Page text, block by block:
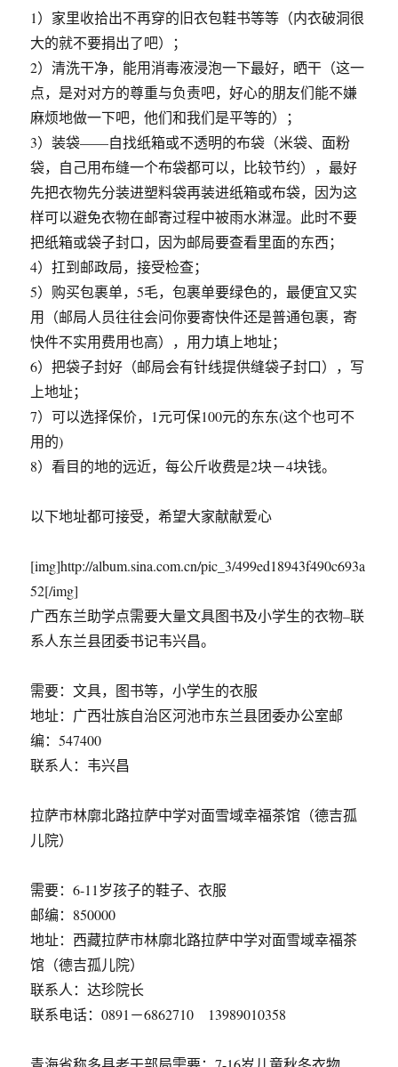
1）家里收拾出不再穿的旧衣包鞋书等等（内衣破洞很
大的就不要捐出了吧）；
2）清洗干净，能用消毒液浸泡一下最好，晒干（这一
点，是对对方的尊重与负责吧，好心的朋友们能不嫌
麻烦地做一下吧，他们和我们是平等的）；
3）装袋——自找纸箱或不透明的布袋（米袋、面粉
袋，自己用布缝一个布袋都可以，比较节约），最好
先把衣物先分装进塑料袋再装进纸箱或布袋，因为这
样可以避免衣物在邮寄过程中被雨水淋湿。此时不要
把纸箱或袋子封口，因为邮局要查看里面的东西；
4）扛到邮政局，接受检查；
5）购买包裹单，5毛，包裹单要绿色的，最便宜又实
用（邮局人员往往会问你要寄快件还是普通包裹，寄
快件不实用费用也高），用力填上地址；
6）把袋子封好（邮局会有针线提供缝袋子封口），写
上地址；
7）可以选择保价，1元可保100元的东东(这个也可不
用的)
8）看目的地的远近，每公斤收费是2块－4块钱。
以下地址都可接受，希望大家献献爱心
[img]http://album.sina.com.cn/pic_3/499ed18943f490c693a
52[/img]
广西东兰助学点需要大量文具图书及小学生的衣物–联
系人东兰县团委书记韦兴昌。
需要：文具，图书等，小学生的衣服
地址：广西壮族自治区河池市东兰县团委办公室邮
编：547400
联系人：韦兴昌
拉萨市林廓北路拉萨中学对面雪域幸福茶馆（德吉孤
儿院）
需要：6-11岁孩子的鞋子、衣服
邮编：850000
地址：西藏拉萨市林廓北路拉萨中学对面雪域幸福茶
馆（德吉孤儿院）
联系人：达珍院长
联系电话：0891－6862710 13989010358